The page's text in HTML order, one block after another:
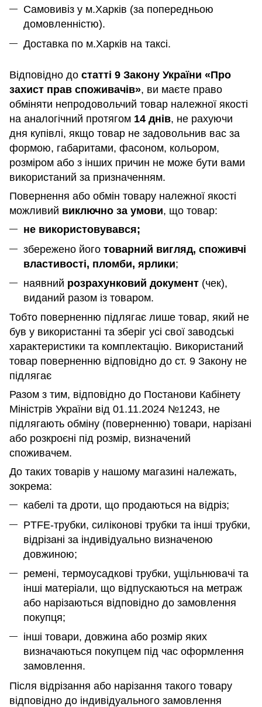
Самовивіз у м.Харків (за попередньою
домовленністю).
Доставка по м.Харків на таксі.
Відповідно до статті 9 Закону України «Про
захист прав споживачів», ви маєте право
обміняти непродовольчий товар належної якості
на аналогічний протягом 14 днів, не рахуючи
дня купівлі, якщо товар не задовольнив вас за
формою, габаритами, фасоном, кольором,
розміром або з інших причин не може бути вами
використаний за призначенням.
Повернення або обмін товару належної якості
можливий виключно за умови, що товар:
не використовувався;
збережено його товарний вигляд, споживчі
властивості, пломби, ярлики;
наявний розрахунковий документ (чек),
виданий разом із товаром.
Тобто поверненню підлягає лише товар, який не
був у використанні та зберіг усі свої заводські
характеристики та комплектацію. Використаний
товар поверненню відповідно до ст. 9 Закону не
підлягає
Разом з тим, відповідно до Постанови Кабінету
Міністрів України від 01.11.2024 №1243, не
підлягають обміну (поверненню) товари, нарізані
або розкроєні під розмір, визначений
споживачем.
До таких товарів у нашому магазині належать,
зокрема:
кабелі та дроти, що продаються на відріз;
PTFE-трубки, силіконові трубки та інші трубки,
відрізані за індивідуально визначеною
довжиною;
ремені, термоусадкові трубки, ущільнювачі та
інші матеріали, що відпускаються на метраж
або нарізаються відповідно до замовлення
покупця;
інші товари, довжина або розмір яких
визначаються покупцем під час оформлення
замовлення.
Після відрізання або нарізання такого товару
відповідно до індивідуального замовлення